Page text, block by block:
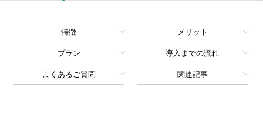
特徴 メリット
プラン 導入までの流れ
よくあるご質問 関連記事